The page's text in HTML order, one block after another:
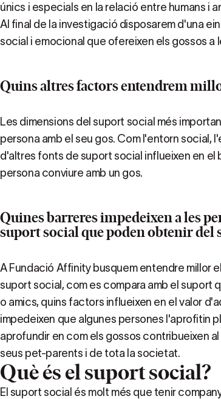
únics i especials en la relació entre humans i
Al final de la investigació disposarem d'una
social i emocional que ofereixen els gossos a
Quins altres factors entendrem
Les dimensions del suport social més
persona amb el seu gos. Com l'entorn social,
d'altres fonts de suport social influeixen en el
persona conviure amb un gos.
Quines barreres impedeixen a les
suport social que poden obtenir del
A Fundació Affinity busquem entendre millor
suport social, com es compara amb el suport
o amics, quins factors influeixen en el valor
impedeixen que algunes persones l'aprofitin
aprofundir en com els gossos contribueixen
seus pet-parents i de tota la societat.
Què és el suport social?
El suport social és molt més que tenir